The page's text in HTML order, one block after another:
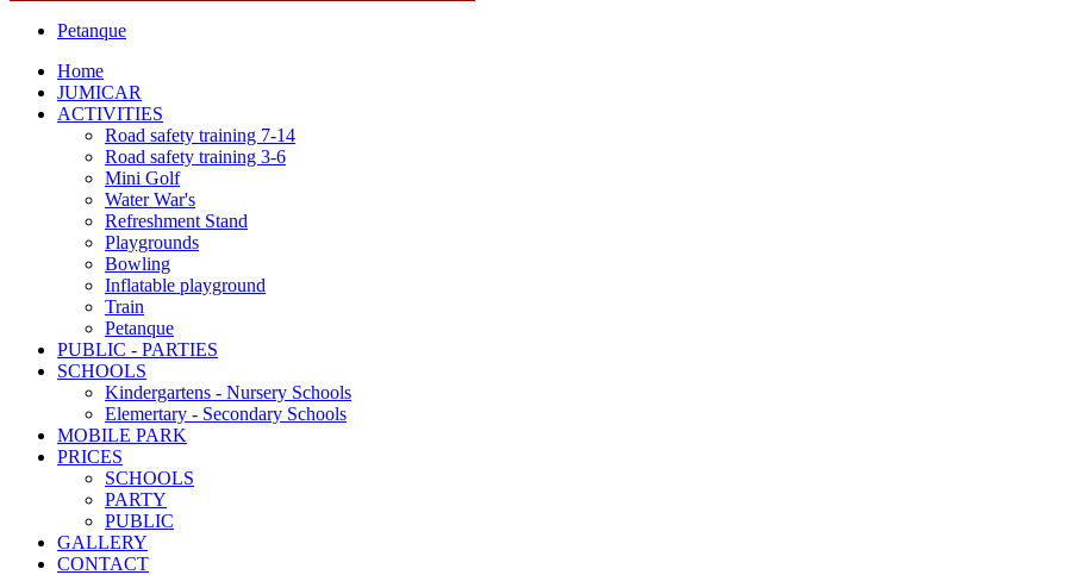
Petanque
Home
JUMICAR
ACTIVITIES
Road safety training 7-14
Road safety training 3-6
Mini Golf
Water War's
Refreshment Stand
Playgrounds
Bowling
Inflatable playground
Train
Petanque
PUBLIC - PARTIES
SCHOOLS
Kindergartens - Nursery Schools
Elemertary - Secondary Schools
MOBILE PARK
PRICES
SCHOOLS
PARTY
PUBLIC
GALLERY
CONTACT